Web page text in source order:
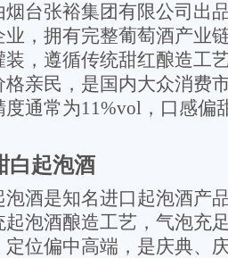
台张裕集团有限公司出
，拥有完整葡萄酒产业
，遵循传统甜红酿造工
亲民，是国内大众消费
通常为11%vol，口感偏
白起泡酒
酒是知名进口起泡酒产
泡酒酿造工艺，气泡充
位偏中高端，是庆典、